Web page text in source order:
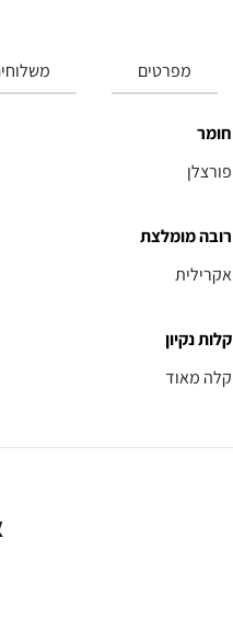
מפרטים
חומר
פורצלן
רובה מומלצת
אקרילית
קלות נקיון
קלה מאוד